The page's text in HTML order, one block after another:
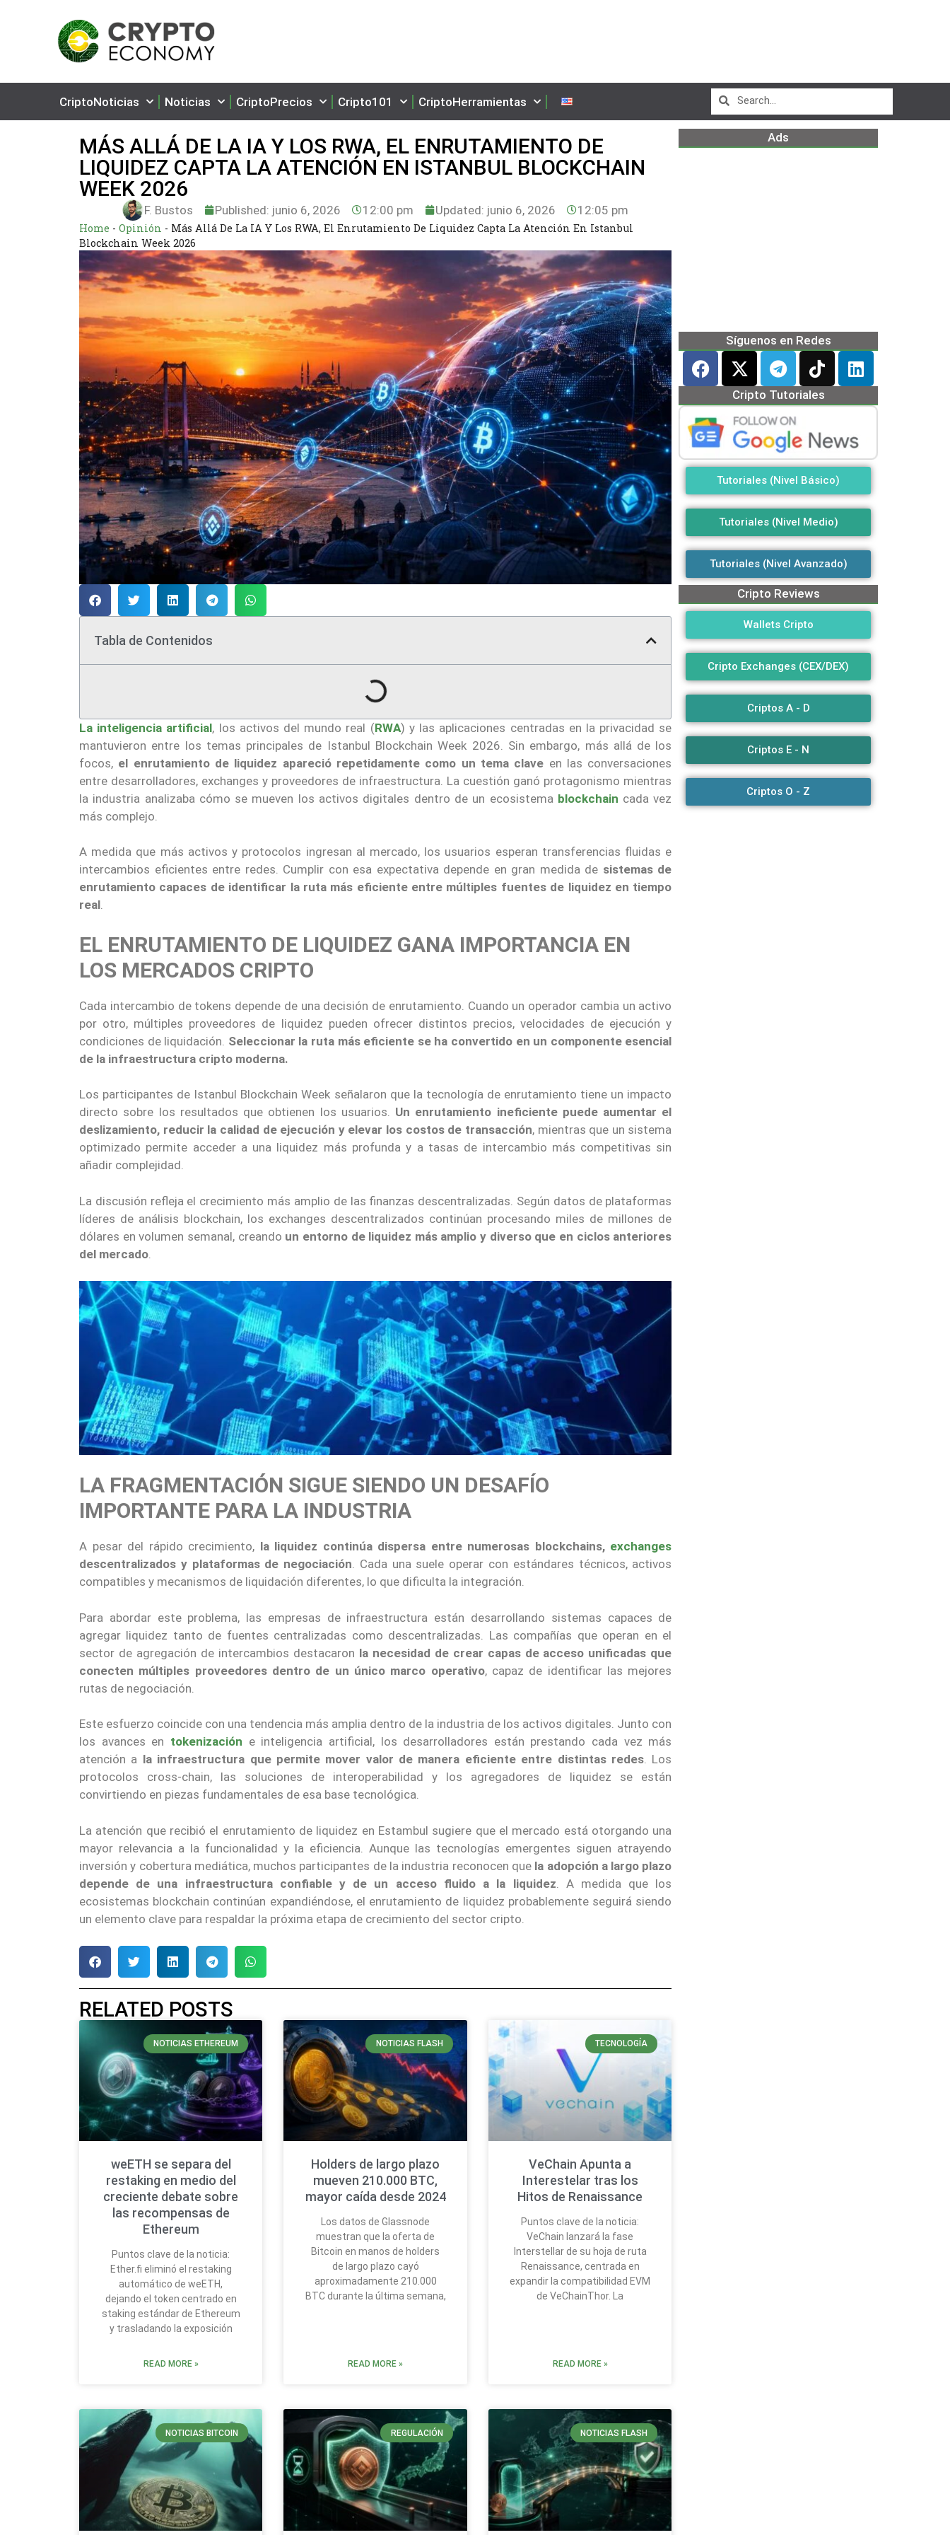
CriptoNoticias Noticias CriptoPrecios Cripto101 CriptoHerramientas
MÁS ALLÁ DE LA IA Y LOS RWA, EL ENRUTAMIENTO DE
LIQUIDEZ CAPTA LA ATENCIÓN EN ISTANBUL BLOCKCHAIN
WEEK 2026
F. Bustos Published: junio 6, 2026 12:00 pm Updated: junio 6, 2026 12:05 pm
Home - Opinión - Más Allá De La IA Y Los RWA, El Enrutamiento De Liquidez Capta La Atención En Istanbul
Blockchain Week 2026
Tabla de Contenidos
La inteligencia artificial, los activos del mundo real (RWA) y las aplicaciones centradas en la privacidad se
mantuvieron entre los temas principales de Istanbul Blockchain Week 2026. Sin embargo, más allá de los
focos, el enrutamiento de liquidez apareció repetidamente como un tema clave en las conversaciones
entre desarrolladores, exchanges y proveedores de infraestructura. La cuestión ganó protagonismo mientras
la industria analizaba cómo se mueven los activos digitales dentro de un ecosistema blockchain cada vez
más complejo.
A medida que más activos y protocolos ingresan al mercado, los usuarios esperan transferencias fluidas e
intercambios eficientes entre redes. Cumplir con esa expectativa depende en gran medida de sistemas de
enrutamiento capaces de identificar la ruta más eficiente entre múltiples fuentes de liquidez en tiempo
real.
EL ENRUTAMIENTO DE LIQUIDEZ GANA IMPORTANCIA EN
LOS MERCADOS CRIPTO
Cada intercambio de tokens depende de una decisión de enrutamiento. Cuando un operador cambia un activo
por otro, múltiples proveedores de liquidez pueden ofrecer distintos precios, velocidades de ejecución y
condiciones de liquidación. Seleccionar la ruta más eficiente se ha convertido en un componente esencial
de la infraestructura cripto moderna.
Los participantes de Istanbul Blockchain Week señalaron que la tecnología de enrutamiento tiene un impacto
directo sobre los resultados que obtienen los usuarios. Un enrutamiento ineficiente puede aumentar el
deslizamiento, reducir la calidad de ejecución y elevar los costos de transacción, mientras que un sistema
optimizado permite acceder a una liquidez más profunda y a tasas de intercambio más competitivas sin
añadir complejidad.
La discusión refleja el crecimiento más amplio de las finanzas descentralizadas. Según datos de plataformas
líderes de análisis blockchain, los exchanges descentralizados continúan procesando miles de millones de
dólares en volumen semanal, creando un entorno de liquidez más amplio y diverso que en ciclos anteriores
del mercado
LA FRAGMENTACIÓN SIGUE SIENDO UN DESAFÍO
IMPORTANTE PARA LA INDUSTRIA
A pesar del rápido crecimiento, la liquidez continúa dispersa entre numerosas blockchains, exchanges
descentralizados y plataformas de negociación. Cada una suele operar con estándares técnicos, activos
compatibles y mecanismos de liquidación diferentes, lo que dificulta la integración.
Para abordar este problema, las empresas de infraestructura están desarrollando sistemas capaces de
agregar liquidez tanto de fuentes centralizadas como descentralizadas. Las compañías que operan en el
sector de agregación de intercambios destacaron la necesidad de crear capas de acceso unificadas que
conecten múltiples proveedores dentro de un único marco operativo, capaz de identificar las mejores
rutas de negociación.
Este esfuerzo coincide con una tendencia más amplia dentro de la industria de los activos digitales. Junto con
los avances en tokenización e inteligencia artificial, los desarrolladores están prestando cada vez más
atención a la infraestructura que permite mover valor de manera eficiente entre distintas redes. Los
protocolos cross-chain, las soluciones de interoperabilidad y los agregadores de liquidez se están
convirtiendo en piezas fundamentales de esa base tecnológica.
La atención que recibió el enrutamiento de liquidez en Estambul sugiere que el mercado está otorgando una
mayor relevancia a la funcionalidad y la eficiencia. Aunque las tecnologías emergentes siguen atrayendo
inversión y cobertura mediática, muchos participantes de la industria reconocen que la adopción a largo plazo
depende de una infraestructura confiable y de un acceso fluido a la liquidez . A medida que los
ecosistemas blockchain continúan expandiéndose, el enrutamiento de liquidez probablemente seguirá siendo
un elemento clave para respaldar la próxima etapa de crecimiento del sector cripto.
RELATED POSTS
NOTICIAS ETHEREUM
weETH se separa del
restaking en medio del
creciente debate sobre
las recompensas de
Ethereum
Puntos clave de la noticia:
Ether.fi eliminó el restaking
automático de weETH,
dejando el token centrado en
staking estándar de Ethereum
y trasladando la exposición
READ MORE »
NOTICIAS FLASH
Holders de largo plazo
mueven 210.000 BTC,
mayor caída desde 2024
Los datos de Glassnode
muestran que la oferta de
Bitcoin en manos de holders
de largo plazo cayó
aproximadamente 210.000
BTC durante la última semana,
READ MORE »
TECNOLOGÍA
VeChain Apunta a
Interestelar tras los
Hitos de Renaissance
Puntos clave de la noticia:
VeChain lanzará la fase
Interstellar de su hoja de ruta
Renaissance, centrada en
expandir la compatibilidad EVM
de VeChainThor. La
READ MORE »
NOTICIAS BITCOIN REGULACIÓN NOTICIAS FLASH
Ads
Síguenos en Redes
Cripto Tutoriales
Tutoriales (Nivel Básico)
Tutoriales (Nivel Medio)
Tutoriales (Nivel Avanzado)
Cripto Reviews
Wallets Cripto
Cripto Exchanges (CEX/DEX)
Criptos A - D
Criptos E - N
Criptos O - Z